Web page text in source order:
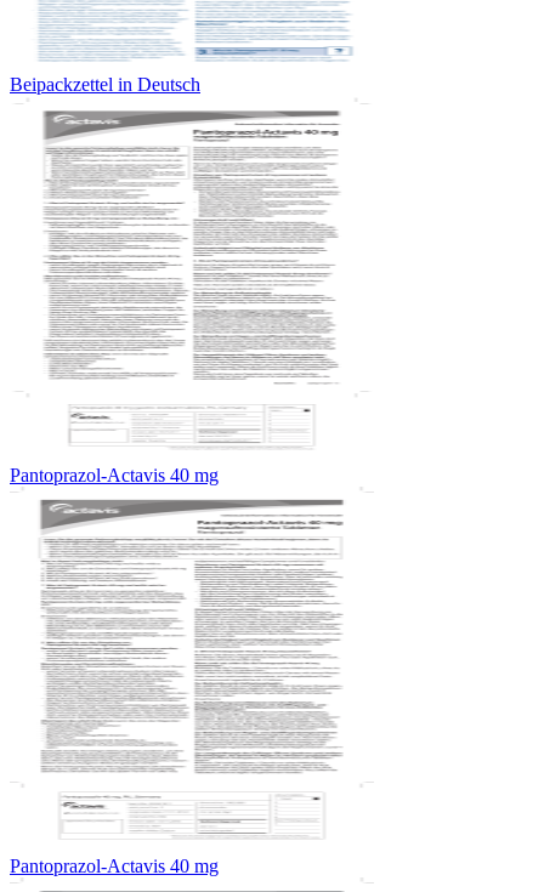
Beipackzettel in Deutsch
Pantoprazol-Actavis 40 mg
Pantoprazol-Actavis 40 mg